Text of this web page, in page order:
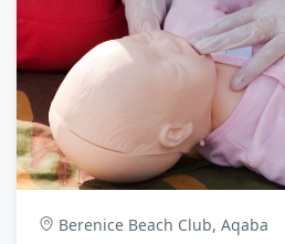
Berenice Beach Club, Aqaba